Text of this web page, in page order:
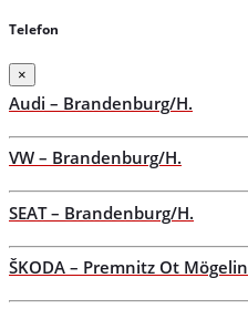
Telefon
×
Audi – Brandenburg/H.
VW – Brandenburg/H.
SEAT – Brandenburg/H.
ŠKODA – Premnitz Ot Mögelin